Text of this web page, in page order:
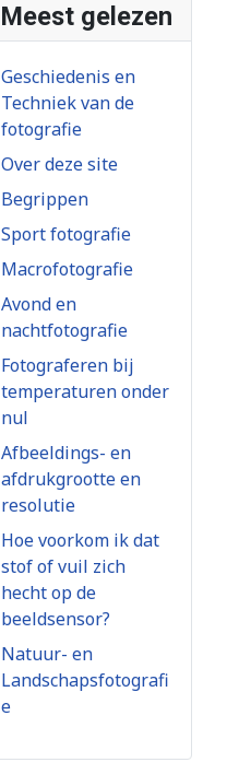
Meest gelezen
Geschiedenis en
Techniek van de
fotografie
Over deze site
Begrippen
Sport fotografie
Macrofotografie
Avond en
nachtfotografie
Fotograferen bij
temperaturen onder
nul
Afbeeldings- en
afdrukgrootte en
resolutie
Hoe voorkom ik dat
stof of vuil zich
hecht op de
beeldsensor?
Natuur- en
Landschapsfotografi
e